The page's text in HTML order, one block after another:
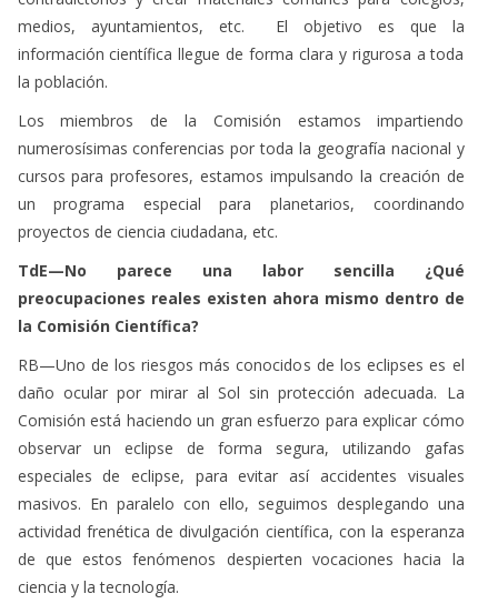
la población.
Los miembros de la Comisión estamos impartiendo
numerosísimas conferencias por toda la geografía nacional y
un programa especial para planetarios, coordinando
proyectos de ciencia ciudadana, etc.
TdE—No parece una labor sencilla ¿Qué
preocupaciones reales existen ahora mismo dentro de
RB—Uno de los riesgos más conocidos de los eclipses es el
daño ocular por mirar al Sol sin protección adecuada. La
observar un eclipse de forma segura, utilizando gafas
especiales de eclipse, para evitar así accidentes visuales
masivos. En paralelo con ello, seguimos desplegando una
actividad frenética de divulgación científica, con la esperanza
de que estos fenómenos despierten vocaciones hacia la
ciencia y la tecnología.
TdE—Toda una labor para la cual, por fortuna,
también contamos con experiencias anteriores ¿Qué